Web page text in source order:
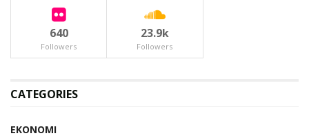
640
Followers
23.9k
Followers
CATEGORIES
EKONOMI